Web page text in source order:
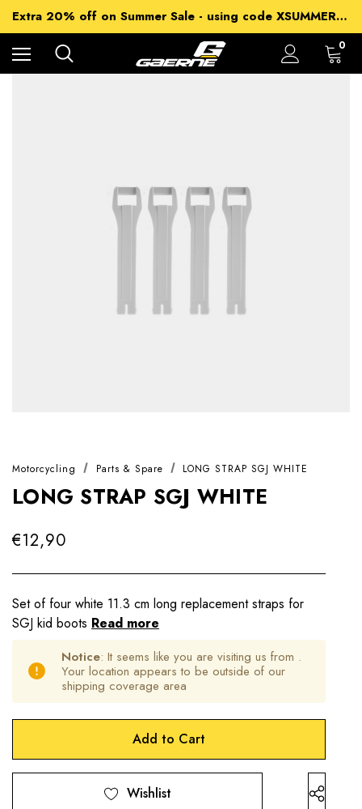
Extra 20% off on Summer Sale - using code XSUMMER2026
Free Shipping on all orders over 99€
15% off Sitewide - using code XSUMMER2026
0
Motorcycling Parts & Spare LONG STRAP SGJ WHITE
LONG STRAP SGJ WHITE
€12,90
Set of four white 11.3 cm long replacement straps for
SGJ kid boots Read more
Notice: It seems like you are visiting us from .
Your location appears to be outside of our
shipping coverage area
Hurry
Current
Wishlist